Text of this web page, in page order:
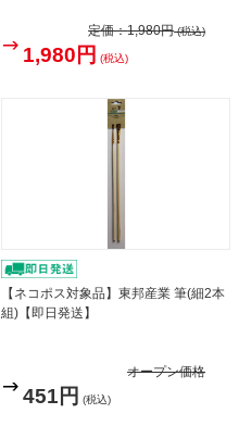
定価：1,980円(税込)
1,980円 (税込)
【ネコポス対象品】東邦産業 筆(細2本
組)【即日発送】
オープン価格
451円 (税込)